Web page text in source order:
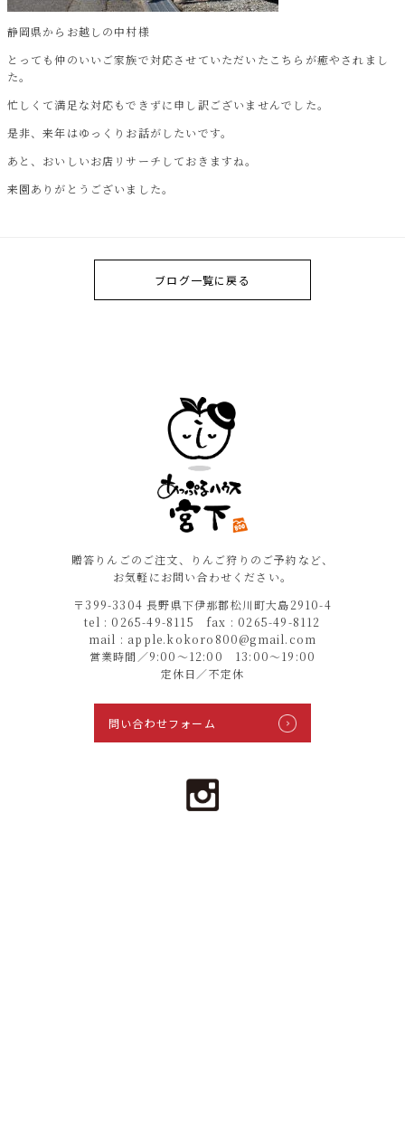
静岡県からお越しの中村様
とっても仲のいいご家族で対応させていただいたこちらが癒やされまし
た。
忙しくて満足な対応もできずに申し訳ございませんでした。
是非、来年はゆっくりお話がしたいです。
あと、おいしいお店リサーチしておきますね。
来園ありがとうございました。
ブログ一覧に戻る
贈答りんごのご注文、りんご狩りのご予約など、
お気軽にお問い合わせください。
〒399-3304 長野県下伊那郡松川町大島2910-4
tel : 0265-49-8115 fax : 0265-49-8112
mail : apple.kokoro800@gmail.com
営業時間／9:00〜12:00 13:00〜19:00
定休日／不定休
問い合わせフォーム